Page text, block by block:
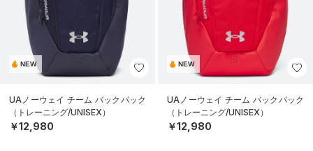
NEW
UAノーウェイ チーム バックパック
（トレーニング/UNISEX）
￥12,980
NEW
UAノーウェイ チーム バックパック
（トレーニング/UNISEX）
￥12,980